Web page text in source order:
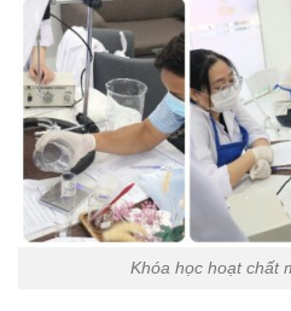
Khóa học hoạt chất